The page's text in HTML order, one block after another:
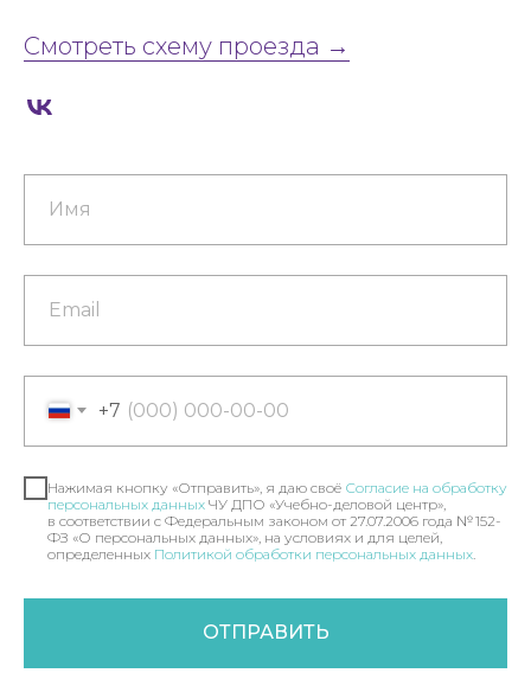
Смотреть схему проезда →
+7
Нажимая кнопку «Отправить», я даю своё Согласие на обработку
персональных данных ЧУ ДПО «Учебно-деловой центр»,
в соответствии с Федеральным законом от 27.07.2006 года № 152-
ФЗ «О персональных данных», на условиях и для целей,
определенных Политикой обработки персональных данных
ОТПРАВИТЬ